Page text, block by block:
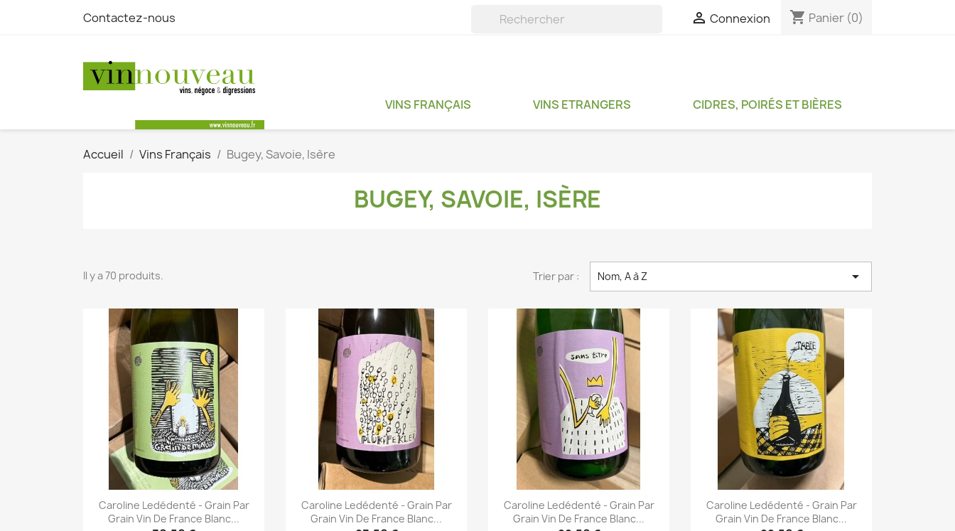
Contactez-nous  Connexion shopping_cart Panier (0)
VINS FRANÇAIS VINS ETRANGERS CIDRES, POIRÉS ET BIÈRES
Accueil Vins Français Bugey, Savoie, Isère
BUGEY, SAVOIE, ISÈRE
Il y a 70 produits. Trier par : Nom, A à Z 
Caroline Ledédenté - Grain Par
Grain Vin De France Blanc...
Caroline Ledédenté - Grain Par
Grain Vin De France Blanc...
Caroline Ledédenté - Grain Par
Grain Vin De France Blanc...
Caroline Ledédenté - Grain Par
Grain Vin De France Blanc...